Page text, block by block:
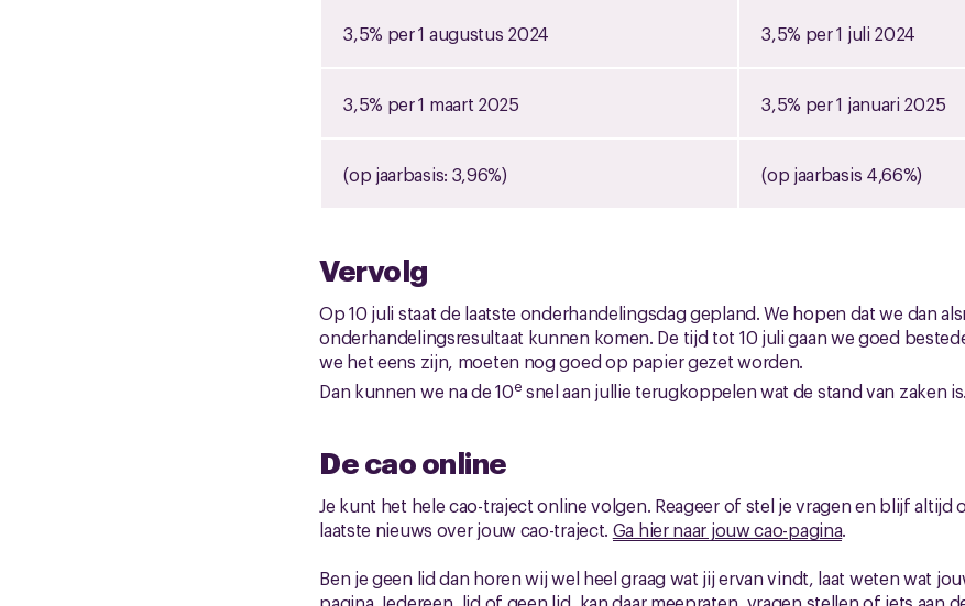
3,5% per 1 augustus 2024 3,5% per 1 juli 2024
3,5% per 1 maart 2025 3,5% per 1 januari 2025
(op jaarbasis: 3,96%) (op jaarbasis 4,66%)
Vervolg
Op 10 juli staat de laatste onderhandelingsdag gepland. We hopen dat we dan
onderhandelingsresultaat kunnen komen. De tijd tot 10 juli gaan we goed
we het eens zijn, moeten nog goed op papier gezet worden.
Dan kunnen we na de 10e snel aan jullie terugkoppelen wat de stand van zaken is.
De cao online
Je kunt het hele cao-traject online volgen. Reageer of stel je vragen en blijf altijd
laatste nieuws over jouw cao-traject. Ga hier naar jouw cao-pagina.
Ben je geen lid dan horen wij wel heel graag wat jij ervan vindt, laat weten wat